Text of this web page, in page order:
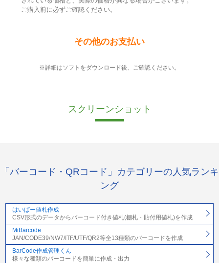
ご購入前に必ずご確認ください。
その他のお支払い
※詳細はソフトをダウンロード後、ご確認ください。
スクリーンショット
「バーコード・QRコード」カテゴリーの人気ランキ
ング
はいぱー値札作成
CSV形式のデータからバーコード付き値札(棚札・貼付用値札)を作成
MiBarcode
JAN/CODE39/NW7/ITF/UTF/QR2等全13種類のバーコードを作成
BarCode作成管理くん
様々な種類のバーコードを簡単に作成・出力